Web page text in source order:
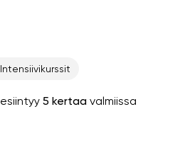
Intensiivikurssit
esiintyy 5 kertaa valmiissa